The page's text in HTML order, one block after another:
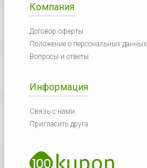
Компания
Договор оферты
Положение о персональных данных
Вопросы и ответы
Информация
Связь с нами
Пригласить друга